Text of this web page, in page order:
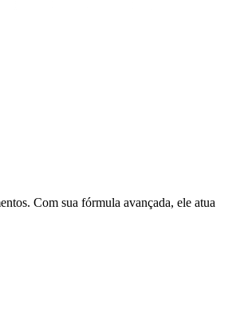
Com sua fórmula avançada, ele atua